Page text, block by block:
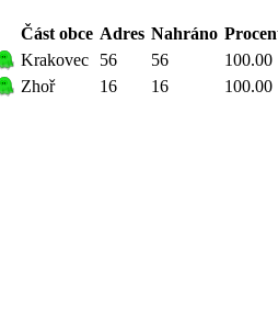
Část obce Adres Nahráno
Krakovec
56 56
100.00
Zhoř
16 16 100.00